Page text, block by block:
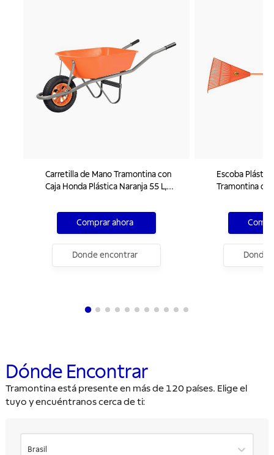
Carretilla de Mano Tramontina con
Caja Honda Plástica Naranja 55 L,
Comprar ahora
Donde encontrar
Escoba
Tramontina
Donde
Dónde Encontrar
Tramontina está presente en más de 120 países. Elige el
tuyo y encuéntranos cerca de ti:
Brasil